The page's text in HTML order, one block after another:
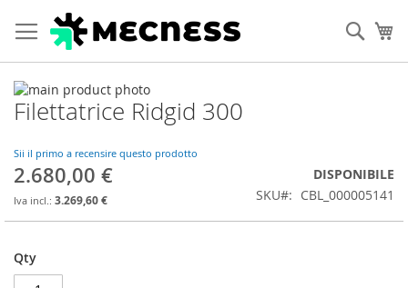
Cerca
Vai
alla
fine
galleria
di
immagini
Vai
all'inizio
galleria
di
immagini
Filettatrice Ridgid 300
Sii il primo a recensire questo prodotto
2.680,00 €
3.269,60 €
DISPONIBILE
SKU
CBL_000005141
Qty